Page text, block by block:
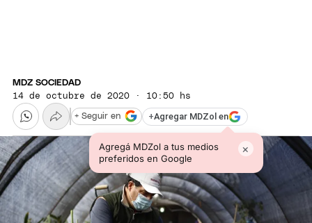
MDZ SOCIEDAD
14 de octubre de 2020 · 10:50 hs
+Agregar MDZol en
Agregá MDZol a tus medios
preferidos en Google
×
+ Seguir en